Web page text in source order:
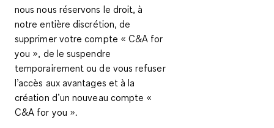
nous nous réservons le droit, à
notre entière discrétion, de
supprimer votre compte « C&A for
you », de le suspendre
temporairement ou de vous refuser
l’accès aux avantages et à la
création d’un nouveau compte «
C&A for you ».